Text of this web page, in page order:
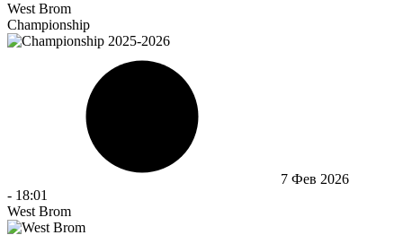
West Brom
Championship
7 Фев 2026
- 18:01
West Brom